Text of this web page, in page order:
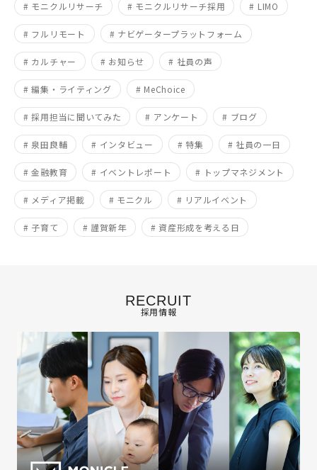
# モニクルリサーチ # モニクルリサーチ採用 # LIMO
# フルリモート # ナビゲータープラットフォーム
# カルチャー # お知らせ # 社員の声
# 編集・ライティング # MeChoice
# 採用担当に聞いてみた # アンケート # ブログ
# 泉田良輔 # インタビュー # 特集 # 社員の一日
# 金融教育 # イベントレポート # トップマネジメント
# メディア掲載 # モニクル # リアルイベント
# 子育て # 謹賀新年 # 資産形成を考える日
RECRUIT
採用情報